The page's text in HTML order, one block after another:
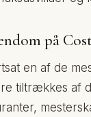
på
en af ​​de
tiltrækkes af